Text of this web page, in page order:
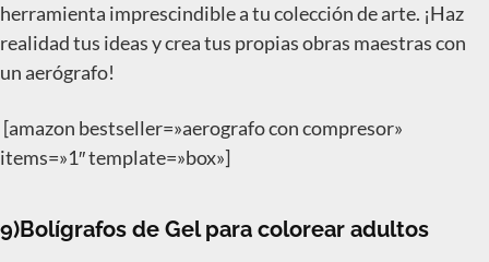
herramienta imprescindible a tu colección de arte. ¡Haz
realidad tus ideas y crea tus propias obras maestras con
un aerógrafo!
[amazon bestseller=»aerografo con compresor»
items=»1″ template=»box»]
9)Bolígrafos de Gel para colorear adultos